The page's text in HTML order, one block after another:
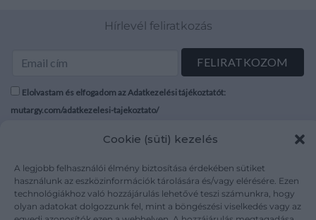
Cookie (süti) kezelés
A legjobb felhasználói élmény biztosítása érdekében sütiket
használunk az eszközinformációk tárolására és/vagy elérésére. Ezen
technológiákhoz való hozzájárulás lehetővé teszi számunkra, hogy
olyan adatokat dolgozzunk fel, mint a böngészési viselkedés vagy az
Hírlevél feliratkozás
Elolvastam és elfogadom az Adatkezelési tájékoztatót:
mutargy.com/adatkezelesi-tajekoztato/
Médiaajánlat
Karrier
Kapcsolat
Áraink
ÁSZF
Adatvédelem
Impresszum